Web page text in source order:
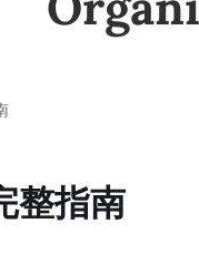
整指南